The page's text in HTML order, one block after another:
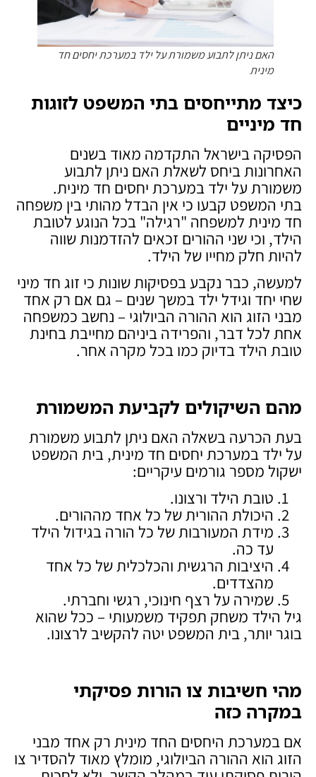
האם ניתן לתבוע משמורת על ילד במערכת יחסים חד
מינית
כיצד מתייחסים בתי המשפט לזוגות
חד מיניים
הפסיקה בישראל התקדמה מאוד בשנים
האחרונות ביחס לשאלת האם ניתן לתבוע
משמורת על ילד במערכת יחסים חד מינית.
בתי המשפט קבעו כי אין הבדל מהותי בין משפחה
חד מינית למשפחה "רגילה" בכל הנוגע לטובת
הילד, וכי שני ההורים זכאים להזדמנות שווה
להיות חלק מחייו של הילד.
למעשה, כבר נקבע בפסיקות שונות כי זוג חד מיני
שחי יחד וגידל ילד במשך שנים – גם אם רק אחד
מבני הזוג הוא ההורה הביולוגי – נחשב כמשפחה
אחת לכל דבר, והפרידה ביניהם מחייבת בחינת
טובת הילד בדיוק כמו בכל מקרה אחר.
מהם השיקולים לקביעת המשמורת
בעת הכרעה בשאלה האם ניתן לתבוע משמורת
על ילד במערכת יחסים חד מינית, בית המשפט
ישקול מספר גורמים עיקריים:
טובת הילד ורצונו.
היכולת ההורית של כל אחד מההורים.
מידת המעורבות של כל הורה בגידול הילד
עד כה.
היציבות הרגשית והכלכלית של כל אחד
מהצדדים.
שמירה על רצף חינוכי, רגשי וחברתי.
גיל הילד משחק תפקיד משמעותי – ככל שהוא
בוגר יותר, בית המשפט יטה להקשיב לרצונו.
מהי חשיבות צו הורות פסיקתי
במקרה כזה
אם במערכת היחסים החד מינית רק אחד מבני
הזוג הוא ההורה הביולוגי, מומלץ מאוד להסדיר צו